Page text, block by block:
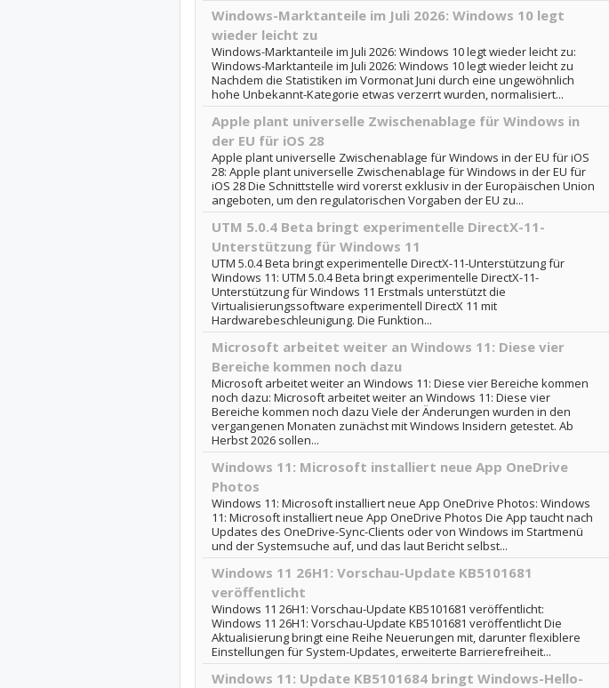
Windows-Marktanteile im Juli 2026: Windows 10 legt
wieder leicht zu
Windows-Marktanteile im Juli 2026: Windows 10 legt wieder leicht zu:
Windows-Marktanteile im Juli 2026: Windows 10 legt wieder leicht zu
Nachdem die Statistiken im Vormonat Juni durch eine ungewöhnlich
hohe Unbekannt-Kategorie etwas verzerrt wurden, normalisiert...
Apple plant universelle Zwischenablage für Windows in
der EU für iOS 28
Apple plant universelle Zwischenablage für Windows in der EU für iOS
28: Apple plant universelle Zwischenablage für Windows in der EU für
iOS 28 Die Schnittstelle wird vorerst exklusiv in der Europäischen Union
angeboten, um den regulatorischen Vorgaben der EU zu...
UTM 5.0.4 Beta bringt experimentelle DirectX-11-
Unterstützung für Windows 11
UTM 5.0.4 Beta bringt experimentelle DirectX-11-Unterstützung für
Windows 11: UTM 5.0.4 Beta bringt experimentelle DirectX-11-
Unterstützung für Windows 11 Erstmals unterstützt die
Virtualisierungssoftware experimentell DirectX 11 mit
Hardwarebeschleunigung. Die Funktion...
Microsoft arbeitet weiter an Windows 11: Diese vier
Bereiche kommen noch dazu
Microsoft arbeitet weiter an Windows 11: Diese vier Bereiche kommen
noch dazu: Microsoft arbeitet weiter an Windows 11: Diese vier
Bereiche kommen noch dazu Viele der Änderungen wurden in den
vergangenen Monaten zunächst mit Windows Insidern getestet. Ab
Herbst 2026 sollen...
Windows 11: Microsoft installiert neue App OneDrive
Photos
Windows 11: Microsoft installiert neue App OneDrive Photos: Windows
11: Microsoft installiert neue App OneDrive Photos Die App taucht nach
Updates des OneDrive-Sync-Clients oder von Windows im Startmenü
und der Systemsuche auf, und das laut Bericht selbst...
Windows 11 26H1: Vorschau-Update KB5101681
veröffentlicht
Windows 11 26H1: Vorschau-Update KB5101681 veröffentlicht:
Windows 11 26H1: Vorschau-Update KB5101681 veröffentlicht Die
Aktualisierung bringt eine Reihe Neuerungen mit, darunter flexiblere
Einstellungen für System-Updates, erweiterte Barrierefreiheit...
Windows 11: Update KB5101684 bringt Windows-Hello-